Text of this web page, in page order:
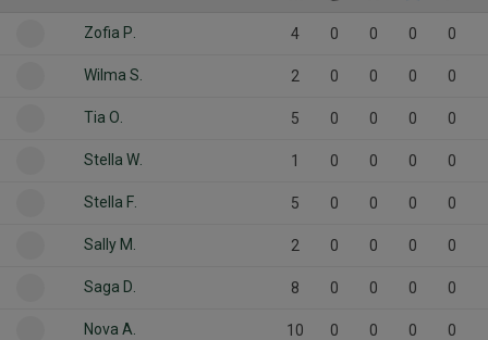
Zofia P. 4 0 0 0 0
Wilma S. 2 0 0 0 0
Tia O. 5 0 0 0 0
Stella W. 1 0 0 0 0
Stella F. 5 0 0 0 0
Sally M. 2 0 0 0 0
Saga D. 8 0 0 0 0
Nova A. 10 0 0 0 0